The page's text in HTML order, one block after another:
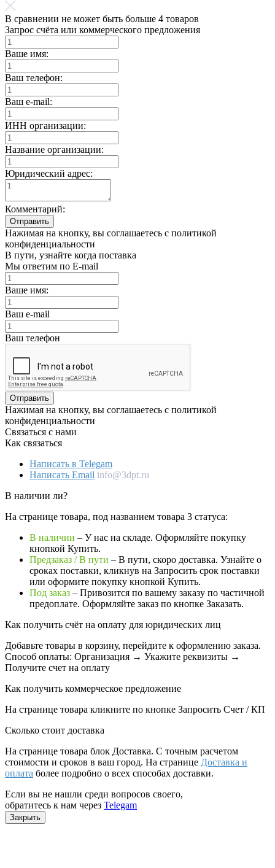
В сравнении не может быть больше 4 товаров
Запрос счёта или коммерческого предложения
Ваше имя:
Ваш телефон:
Ваш e-mail:
ИНН организации:
Название организации:
Юридический адрес:
Комментарий:
Отправить
Нажимая на кнопку, вы соглашаетесь с политикой
конфиденциальности
В пути, узнайте когда поставка
Мы ответим по E-mail
Ваше имя:
Ваш e-mail
Ваш телефон
Отправить
Нажимая на кнопку, вы соглашаетесь с политикой
конфиденциальности
Связаться с нами
Как связаться
Написать в Telegam
Написать Email info@3dpt.ru
В наличии ли?
На странице товара, под названием товара 3 статуса:
В наличии – У нас на складе. Оформляйте покупку
кнопкой Купить.
Предзаказ / В пути – В пути, скоро доставка. Узнайте о
сроках поставки, кликнув на Запросить cрок поставки
или оформите покупку кнопкой Купить.
Под заказ – Привозится по вашему заказу по частичной
предоплате. Оформляйте заказ по кнопке Заказать.
Как получить счёт на оплату для юридических лиц
Добавьте товары в корзину, перейдите к оформлению заказа.
Способ оплаты: Организация → Укажите реквизиты →
Получите счет на оплату
Как получить коммерческое предложение
На странице товара кликните по кнопке Запросить Счет / КП
Сколько стоит доставка
На странице товара блок Доставка. С точным расчетом
стоимости и сроков в ваш город. На странице Доставка и
оплата более подробно о всех способах доставки.
Если вы не нашли среди вопросов своего,
обратитесь к нам через Telegam
Закрыть